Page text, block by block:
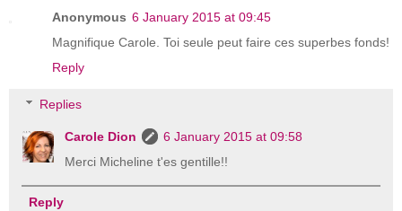
Anonymous 6 January 2015 at 09:45
Magnifique Carole. Toi seule peut faire ces superbes fonds!
Reply
Replies
Carole Dion
6 January 2015 at 09:58
Merci Micheline t'es gentille!!
Reply